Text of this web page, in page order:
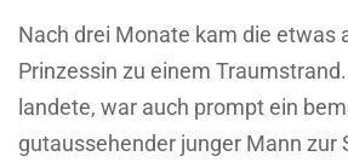
Nach drei Monate kam die etwas
Prinzessin zu einem
landete, war auch prompt ein
gutaussehender junger Mann zur